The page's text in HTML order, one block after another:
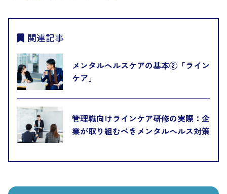
関連記事
メンタルヘルスケアの基本②「ライン
ケア」
管理職向けラインケア研修の実際：企
業が取り組むべきメンタルヘルス対策